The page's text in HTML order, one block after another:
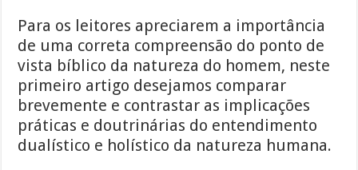
Para os leitores apreciarem a importância
de uma correta compreensão do ponto de
vista bíblico da natureza do homem, neste
primeiro artigo desejamos comparar
brevemente e contrastar as implicações
práticas e doutrinárias do entendimento
dualístico e holístico da natureza humana.